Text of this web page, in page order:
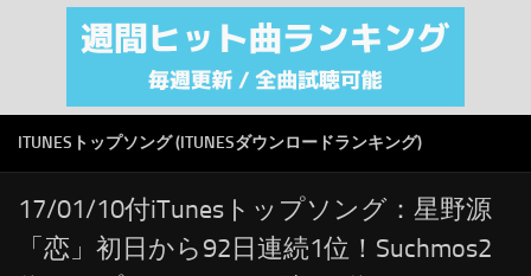
オリジナルiTunes週間トップソング
RSS
LINKS
ITUNESトップソング (ITUNESダウンロードランキング)
17/01/10付iTunesトップソング：星野源
「恋」初日から92日連続1位！Suchmos2